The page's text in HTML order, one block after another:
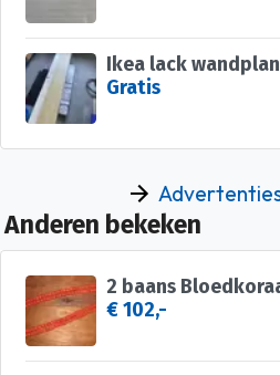
Gratis
Anderen bekeken
€ 102,-